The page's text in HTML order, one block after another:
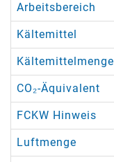
Arbeitsbereich
Kältemittel
Kältemittelmenge
CO₂-Äquivalent
FCKW Hinweis
Luftmenge